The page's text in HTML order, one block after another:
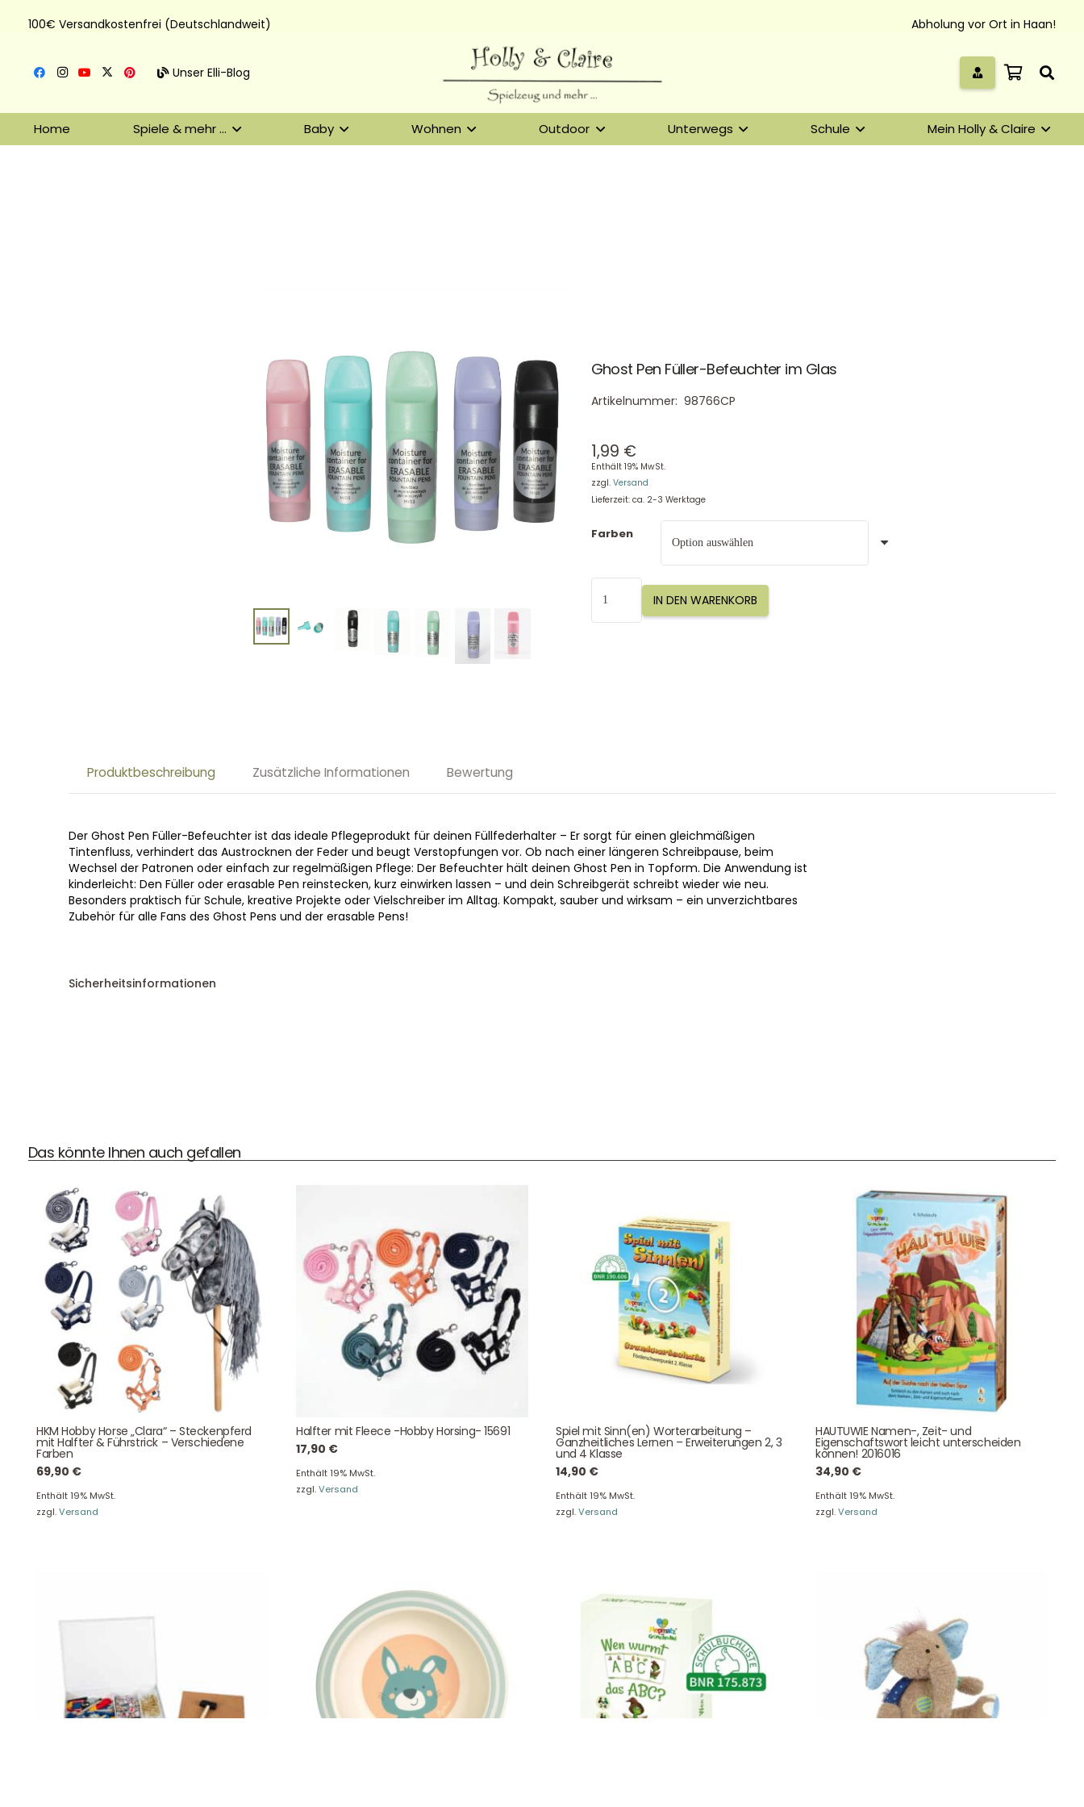
100€ Versandkostenfrei (Deutschlandweit) Abholung vor Ort in Haan!
Unser Elli-Blog
Home Spiele & mehr … Baby Wohnen Outdoor Unterwegs Schule Mein Holly & Claire
Ghost Pen Füller-Befeuchter im Glas
Artikelnummer: 98766CP
1,99 €
Enthält 19% MwSt.
zzgl. Versand
Lieferzeit: ca. 2-3 Werktage
Farben
Pen
Füller-
IN DEN WARENKORB
Produktbeschreibung Zusätzliche Informationen Bewertung
Der Ghost Pen Füller-Befeuchter ist das ideale Pflegeprodukt für deinen Füllfederhalter – Er sorgt für einen gleichmäßigen
Tintenfluss, verhindert das Austrocknen der Feder und beugt Verstopfungen vor. Ob nach einer längeren Schreibpause, beim
Wechsel der Patronen oder einfach zur regelmäßigen Pflege: Der Befeuchter hält deinen Ghost Pen in Topform. Die Anwendung ist
kinderleicht: Den Füller oder erasable Pen reinstecken, kurz einwirken lassen – und dein Schreibgerät schreibt wieder wie neu.
Besonders praktisch für Schule, kreative Projekte oder Vielschreiber im Alltag. Kompakt, sauber und wirksam – ein unverzichtbares
Zubehör für alle Fans des Ghost Pens und der erasable Pens!
Sicherheitsinformationen
Das könnte Ihnen auch gefallen
HKM Hobby Horse „Clara“ – Steckenpferd
mit Halfter & Führstrick – Verschiedene
Farben
69,90 €
Enthält 19% MwSt.
zzgl.Versand
Halfter mit Fleece -Hobby Horsing- 15691
17,90 €
Enthält 19% MwSt.
zzgl.Versand
Spiel mit Sinn(en) Worterarbeitung –
Ganzheitliches Lernen – Erweiterungen 2, 3
und 4 Klasse
14,90 €
Enthält 19% MwSt.
zzgl.Versand
HAUTUWIE Namen-, Zeit- und
Eigenschaftswort leicht unterscheiden
können! 2016016
34,90 €
Enthält 19% MwSt.
zzgl.Versand
DHL Versand
Schnell, sicher und zuverlässig.
Wünsche per Facebook, Instagram, Twitter oder
WhatsApp mitzuteilen.
Kontaktdaten
August-Macke-Weg 17,
42781 Haan
Tel: +49 2129 5654742
E-Mail: info@hollyclaire.de
Unser Service
Unser Blog
Unsere Rückgaberichtlinien
News & Infos
Info Gutscheincode!
Newsletter Anmelden
NEWSLETTER
Impressum AGB
© Holly & Claire GmbH ® Spielzeug in HaanDesign byZeitansicht